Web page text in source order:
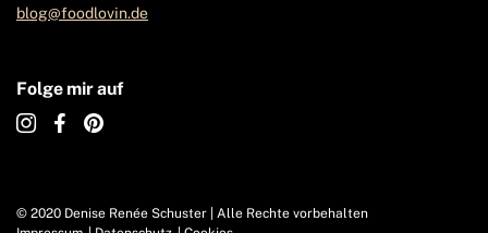
blog@foodlovin.de
Folge mir auf
© 2020 Denise Renée Schuster | Alle Rechte vorbehalten